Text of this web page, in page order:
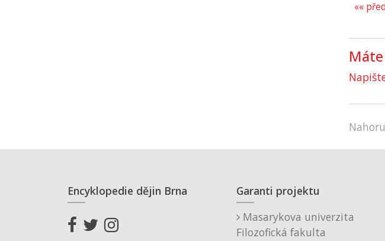
««
Nahoru
Encyklopedie dějin Brna
Garanti projektu
Masarykova univerzita
Filozofická fakulta